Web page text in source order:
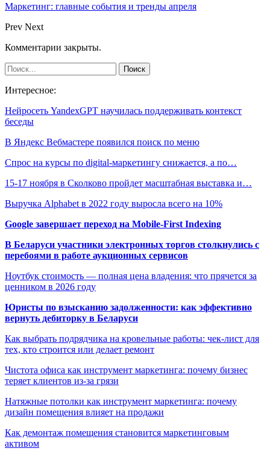
Маркетинг: главные события и тренды апреля
Prev Next
Комментарии закрыты.
Интересное:
Нейросеть YandexGPT научилась поддерживать контекст
беседы
В Яндекс Вебмастере появился поиск по меню
Спрос на курсы по digital-маркетингу снижается, а по…
15-17 ноября в Сколково пройдет масштабная выставка и…
Выручка Alphabet в 2022 году выросла всего на 10%
Google завершает переход на Mobile-First Indexing
В Беларуси участники электронных торгов столкнулись с
перебоями в работе аукционных сервисов
Ноутбук стоимость — полная цена владения: что прячется за
ценником в 2026 году
Юристы по взысканию задолженности: как эффективно
вернуть дебиторку в Беларуси
Как выбрать подрядчика на кровельные работы: чек-лист для
тех, кто строится или делает ремонт
Чистота офиса как инструмент маркетинга: почему бизнес
теряет клиентов из-за грязи
Натяжные потолки как инструмент маркетинга: почему
дизайн помещения влияет на продажи
Как демонтаж помещения становится маркетинговым
активом